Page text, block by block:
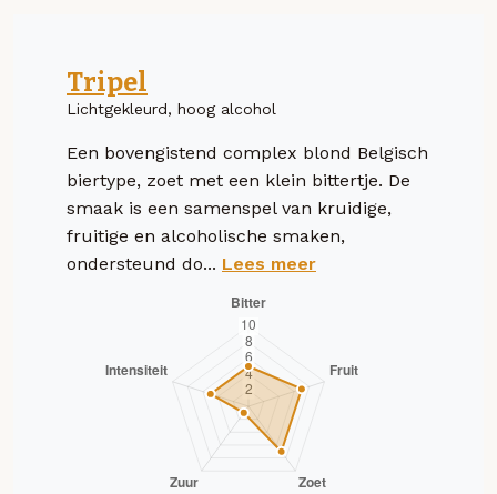
Tripel
Lichtgekleurd, hoog alcohol
Een bovengistend complex blond Belgisch
biertype, zoet met een klein bittertje. De
smaak is een samenspel van kruidige,
fruitige en alcoholische smaken,
ondersteund do... Lees meer